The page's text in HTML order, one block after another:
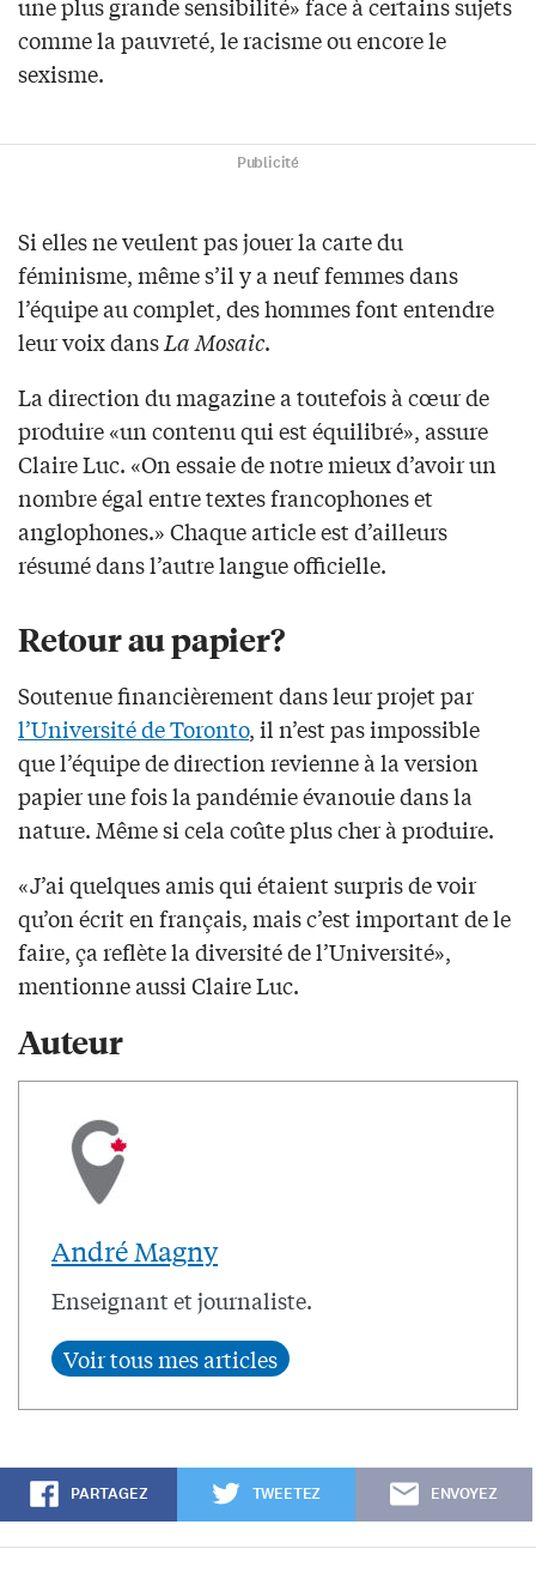
comme la pauvreté, le racisme ou encore le
sexisme.
Publicité
Si elles ne veulent pas jouer la carte du
féminisme, même s’il y a neuf femmes dans
l’équipe au complet, des hommes font entendre
leur voix dansLa Mosaic.
La direction du magazine a toutefois à cœur de
produire «un contenu qui est équilibré», assure
Claire Luc. «On essaie de notre mieux d’avoir un
nombre égal entre textes francophones et
anglophones.» Chaque article est d’ailleurs
résumé dans l’autre langue officielle.
Retour au papier?
Soutenue financièrement dans leur projet par
l’Université de Toronto, il n’est pas impossible
que l’équipe de direction revienne à la version
papier une fois la pandémie évanouie dans la
nature. Même si cela coûte plus cher à produire.
«J’ai quelques amis qui étaient surpris de voir
qu’on écrit en français, mais c’est important de le
faire, ça reflète la diversité de l’Université»,
mentionne aussi Claire Luc.
Auteur
André Magny
Enseignant et journaliste.
PARTAGEZ TWEETEZ ENVOYEZ